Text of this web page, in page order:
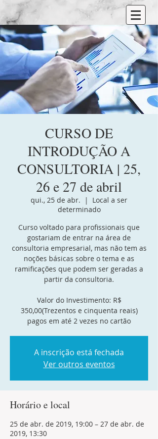
CURSO DE
INTRODUÇÃO A
CONSULTORIA | 25,
26 e 27 de abril
qui., 25 de abr.
  |
Local a ser
determinado
Curso voltado para profissionais que
gostariam de entrar na área de
consultoria empresarial, mas não tem as
noções básicas sobre o tema e as
ramificações que podem ser geradas a
partir da consultoria.
Valor do Investimento: R$
350,00(Trezentos e cinquenta reais)
pagos em até 2 vezes no cartão
A inscrição está fechada
Ver outros eventos
Horário e local
25 de abr. de 2019, 19:00 – 27 de abr. de
2019, 13:30